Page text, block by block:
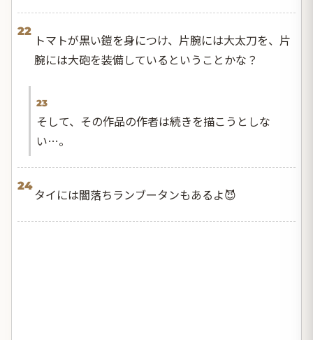
22
トマトが黒い鎧を身につけ、片腕には大太刀を、片
腕には大砲を装備しているということかな？
23
そして、その作品の作者は続きを描こうとしな
い…。
24
タイには闇落ちランブータンもあるよ😈